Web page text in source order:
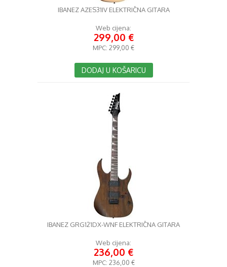
IBANEZ AZES31IV ELEKTRIČNA GITARA
Web cijena:
299,00 €
MPC: 299,00 €
DODAJ U KOŠARICU
IBANEZ GRG121DX-WNF ELEKTRIČNA GITARA
Web cijena:
236,00 €
MPC: 236,00 €